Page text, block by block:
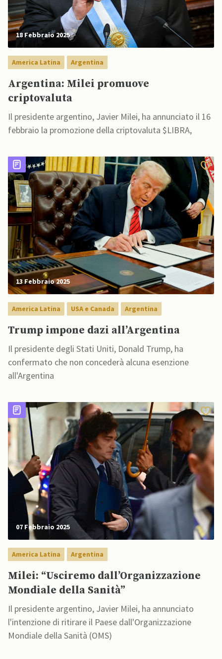
18 Febbraio 2025
America Latina Argentina
Argentina: Milei promuove
criptovaluta
Il presidente argentino, Javier Milei, ha annunciato il 16
febbraio la promozione della criptovaluta $LIBRA,
13 Febbraio 2025
America Latina USA e Canada Argentina
Trump impone dazi all’Argentina
Il presidente degli Stati Uniti, Donald Trump, ha
confermato che non concederà alcuna esenzione
all'Argentina
07 Febbraio 2025
America Latina Argentina
Milei: “Usciremo dall’Organizzazione
Mondiale della Sanità”
Il presidente argentino, Javier Milei, ha annunciato
l'intenzione di ritirare il Paese dall'Organizzazione
Mondiale della Sanità (OMS)